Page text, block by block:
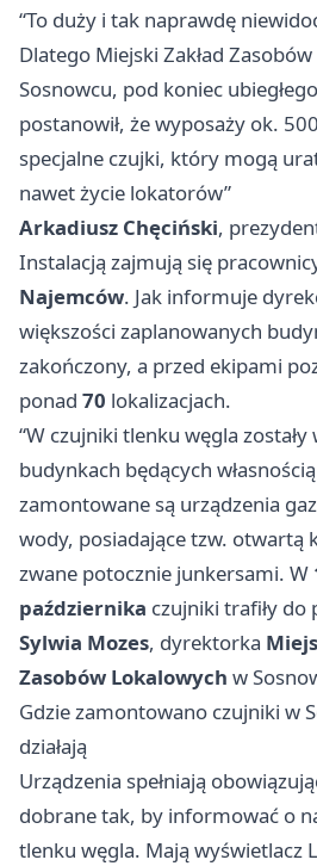
“To duży i tak naprawdę
Dlatego Miejski Zakład
Sosnowcu, pod koniec
postanowił, że wyposaży ok.
specjalne czujki, który mogą
nawet życie lokatorów”
Arkadiusz Chęciński,
Instalacją zajmują się
Najemców. Jak informuje
większości zaplanowanych
zakończony, a przed ekipami
ponad 70 lokalizacjach.
“W czujniki tlenku węgla
budynkach będących
zamontowane są urządzenia
wody, posiadające tzw. otwartą
zwane potocznie junkersami. W
października czujniki trafiły do
Sylwia Mozes, dyrektorka
Zasobów Lokalowych w
Gdzie zamontowano czujniki w
działają
Urządzenia spełniają
dobrane tak, by informować o
tlenku węgla. Mają wyświetlacz